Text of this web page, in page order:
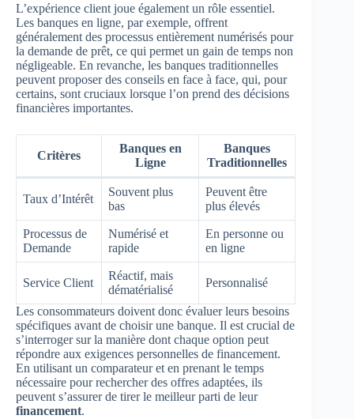
L’expérience client joue également un rôle essentiel.
Les banques en ligne, par exemple, offrent
généralement des processus entièrement numérisés pour
la demande de prêt, ce qui permet un gain de temps non
négligeable. En revanche, les banques traditionnelles
peuvent proposer des conseils en face à face, qui, pour
certains, sont cruciaux lorsque l’on prend des décisions
financières importantes.
Critères
Banques en
Ligne
Banques
Traditionnelles
Taux d’Intérêt
Souvent plus
bas
Peuvent être
plus élevés
Processus de
Demande
Numérisé et
rapide
En personne ou
en ligne
Service Client
Réactif, mais
dématérialisé
Personnalisé
Les consommateurs doivent donc évaluer leurs besoins
spécifiques avant de choisir une banque. Il est crucial de
s’interroger sur la manière dont chaque option peut
répondre aux exigences personnelles de financement.
En utilisant un comparateur et en prenant le temps
nécessaire pour rechercher des offres adaptées, ils
peuvent s’assurer de tirer le meilleur parti de leur
financement.